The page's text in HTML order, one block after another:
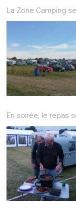
La Zone Camping
En soirée, le repas